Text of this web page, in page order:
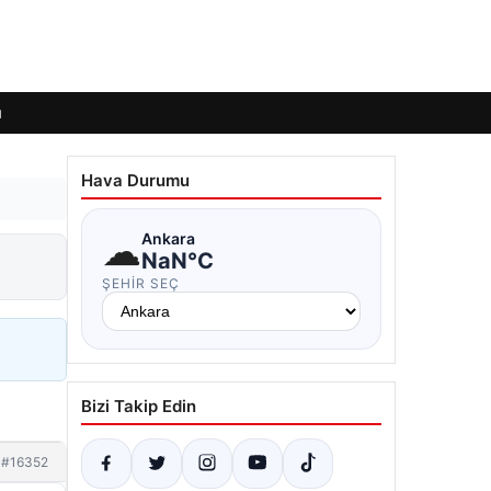
#16352
Hava Durumu
☁Ankara
NaN°C
ŞEHIR SEÇ
Bizi Takip Edin